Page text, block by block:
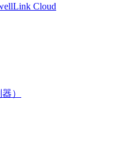
Cloud
）